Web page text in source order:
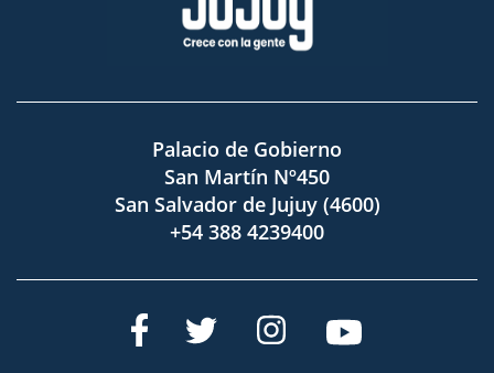
Palacio de Gobierno
San Martín Nº450
San Salvador de Jujuy (4600)
+54 388 4239400